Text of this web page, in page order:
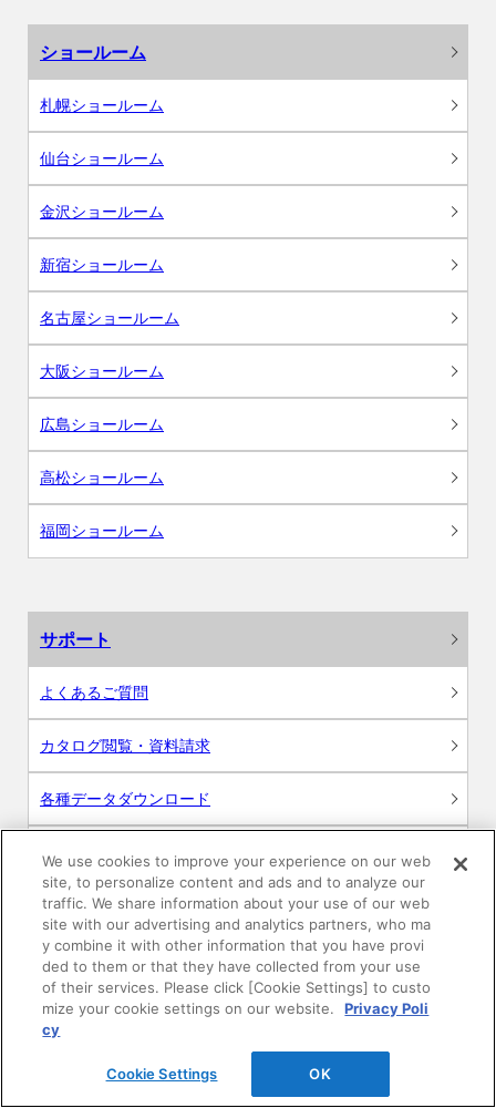
ショールーム
札幌ショールーム
仙台ショールーム
金沢ショールーム
新宿ショールーム
名古屋ショールーム
大阪ショールーム
広島ショールーム
高松ショールーム
福岡ショールーム
サポート
よくあるご質問
カタログ閲覧・資料請求
各種データダウンロード
WEB見積・各種シミュレーション
交換用部品の購入
修理・点検
お問い合わせ
We use cookies to improve your experience on our web
site, to personalize content and ads and to analyze our
traffic. We share information about your use of our web
site with our advertising and analytics partners, who ma
y combine it with other information that you have provi
ded to them or that they have collected from your use
of their services. Please click [Cookie Settings] to custo
mize your cookie settings on our website.
Privacy Poli
cy
Cookie Settings OK